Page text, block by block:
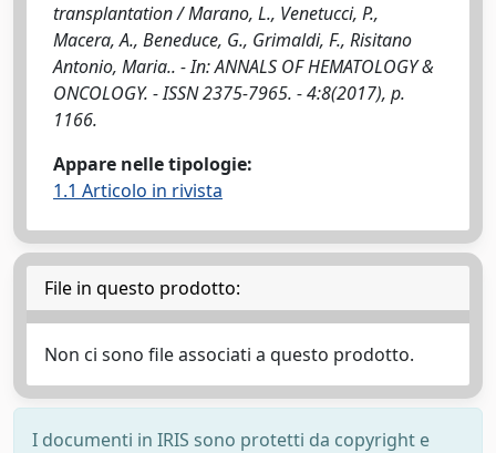
transplantation / Marano, L., Venetucci, P.,
Macera, A., Beneduce, G., Grimaldi, F., Risitano
Antonio, Maria.. - In: ANNALS OF HEMATOLOGY &
ONCOLOGY. - ISSN 2375-7965. - 4:8(2017), p.
1166.
Appare nelle tipologie:
1.1 Articolo in rivista
File in questo prodotto:
Non ci sono file associati a questo prodotto.
I documenti in IRIS sono protetti da copyright e